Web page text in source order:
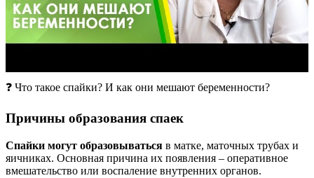
❓ Что такое спайки? И как они мешают беременности?
Причины образования спаек
Спайки могут образовываться в матке, маточных трубах и
яичниках. Основная причина их появления – оперативное
вмешательство или воспаление внутренних органов.